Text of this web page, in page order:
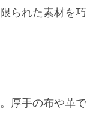
られた素材を巧
厚手の布や革で